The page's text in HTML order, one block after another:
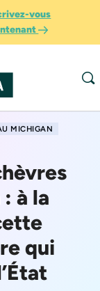
vous
MICHIGAN
à la
qui